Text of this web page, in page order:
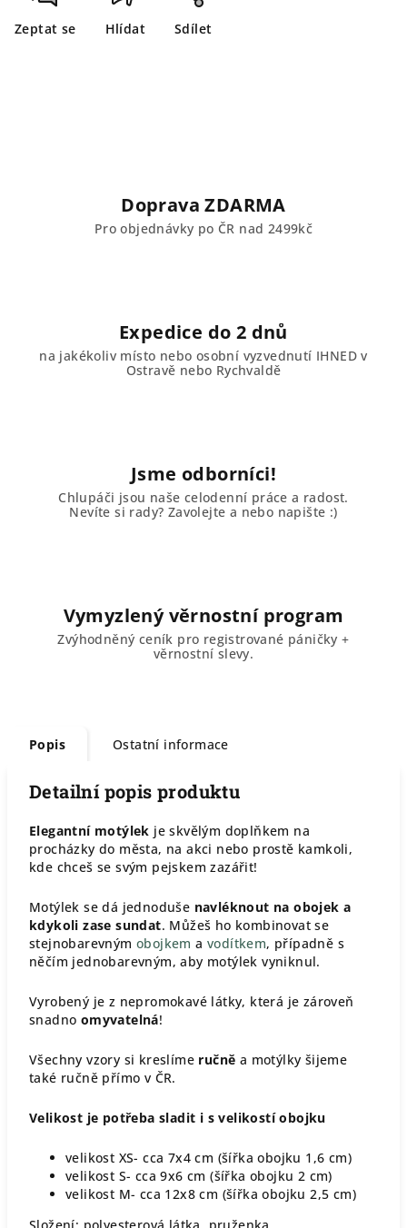
Zeptat se Hlídat Sdílet
Doprava ZDARMA
Pro objednávky po ČR nad 2499kč
Expedice do 2 dnů
na jakékoliv místo nebo osobní vyzvednutí IHNED v
Ostravě nebo Rychvaldě
Jsme odborníci!
Chlupáči jsou naše celodenní práce a radost.
Nevíte si rady? Zavolejte a nebo napište :)
Vymyzlený věrnostní program
Zvýhodněný ceník pro registrované páničky +
věrnostní slevy.
Popis Ostatní informace
Detailní popis produktu
Elegantní motýlek je skvělým doplňkem na
procházky do města, na akci nebo prostě kamkoli,
kde chceš se svým pejskem zazářit!
Motýlek se dá jednoduše navléknout na obojek a
kdykoli zase sundat. Můžeš ho kombinovat se
stejnobarevným obojkem a vodítkem, případně s
něčím jednobarevným, aby motýlek vyniknul.
Vyrobený je z nepromokavé látky, která je zároveň
snadno omyvatelná!
Všechny vzory si kreslíme ručně a motýlky šijeme
také ručně přímo v ČR.
Velikost je potřeba sladit i s velikostí obojku
velikost XS- cca 7x4 cm (šířka obojku 1,6 cm)
velikost S- cca 9x6 cm (šířka obojku 2 cm)
velikost M- cca 12x8 cm (šířka obojku 2,5 cm)